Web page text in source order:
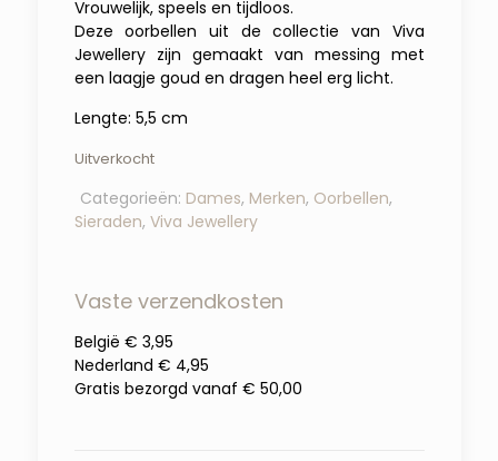
Vrouwelijk, speels en tijdloos.
Deze oorbellen uit de collectie van Viva
Jewellery zijn gemaakt van messing met
een laagje goud en dragen heel erg licht.
Lengte: 5,5 cm
Uitverkocht
Categorieën: Dames, Merken, Oorbellen,
Sieraden, Viva Jewellery
Vaste verzendkosten
België € 3,95
Nederland € 4,95
Gratis bezorgd vanaf € 50,00